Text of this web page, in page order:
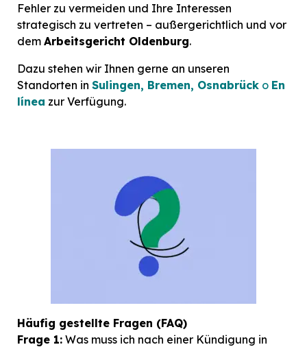
Fehler zu vermeiden und Ihre Interessen
strategisch zu vertreten – außergerichtlich und vor
dem Arbeitsgericht Oldenburg.
Dazu stehen wir Ihnen gerne an unseren
Standorten in Sulingen, Bremen, Osnabrück o En
línea zur Verfügung.
Häufig gestellte Fragen (FAQ)
Frage 1: Was muss ich nach einer Kündigung in